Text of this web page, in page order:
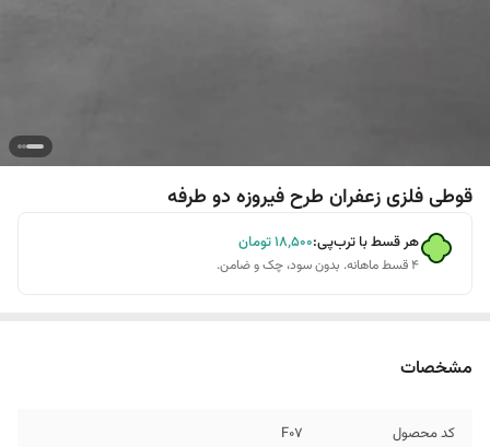
قوطی فلزی زعفران طرح فیروزه دو طرفه
هر قسط با ترب‌پی:۱۸٬۵۰۰تومان
۴ قسط ماهانه. بدون سود، چک و ضامن.
مشخصات
کد محصول F07